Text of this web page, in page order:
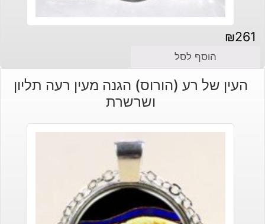
₪261
הוסף לסל
העין של רע (הורוס) הגנה מעין רעה תליון
ושרשרת